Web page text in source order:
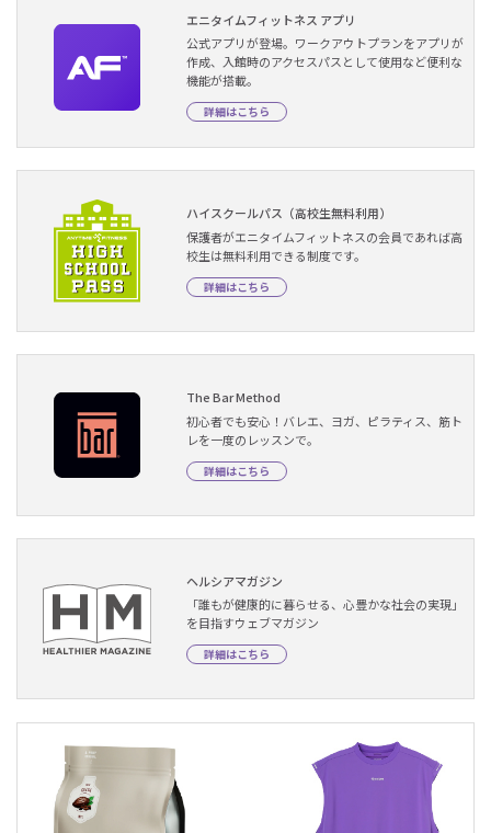
エニタイムフィットネス アプリ
公式アプリが登場。ワークアウトプランをアプリが
作成、入館時のアクセスパスとして使用など便利な
機能が搭載。
詳細はこちら
ハイスクールパス（高校生無料利用）
保護者がエニタイムフィットネスの会員であれば高
校生は無料利用できる制度です。
詳細はこちら
The Bar Method
初心者でも安心！バレエ、ヨガ、ピラティス、筋ト
レを一度のレッスンで。
詳細はこちら
ヘルシアマガジン
「誰もが健康的に暮らせる、心豊かな社会の実現」
を目指すウェブマガジン
詳細はこちら